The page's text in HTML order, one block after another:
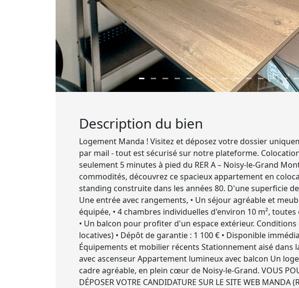
Description du bien
Logement Manda ! Visitez et déposez votre dossier
par mail - tout est sécurisé sur notre plateforme.
seulement 5 minutes à pied du RER A – Noisy-le-Grand
commodités, découvrez ce spacieux appartement en
standing construite dans les années 80. D'une superficie
Une entrée avec rangements, • Un séjour agréable et
équipée, • 4 chambres individuelles d'environ 10 m²,
• Un balcon pour profiter d'un espace extérieur.
locatives) • Dépôt de garantie : 1 100 € • Disponible
Équipements et mobilier récents Stationnement aisé
avec ascenseur Appartement lumineux avec balcon Un
cadre agréable, en plein cœur de Noisy-le-Grand. VOUS
DÉPOSER VOTRE CANDIDATURE SUR LE SITE WEB